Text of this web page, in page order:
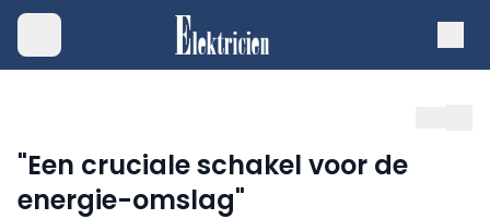
"Een cruciale schakel voor de
energie-omslag"